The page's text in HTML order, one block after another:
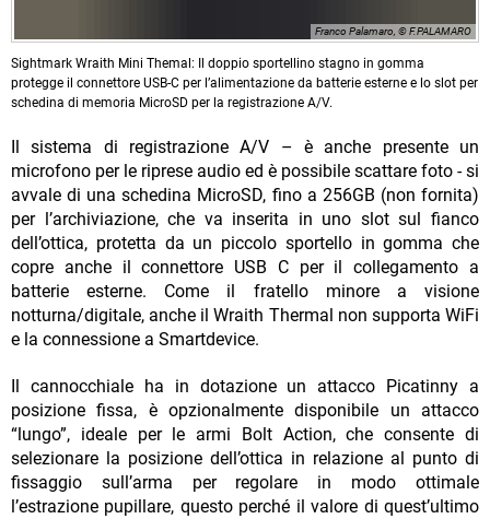
Franco Palamaro, © F.PALAMARO
Sightmark Wraith Mini Themal: Il doppio sportellino stagno in gomma
protegge il connettore USB-C per l’alimentazione da batterie esterne e lo slot per
schedina di memoria MicroSD per la registrazione A/V.
Il sistema di registrazione A/V – è anche presente un
microfono per le riprese audio ed è possibile scattare foto - si
avvale di una schedina MicroSD, fino a 256GB (non fornita)
per l’archiviazione, che va inserita in uno slot sul fianco
dell’ottica, protetta da un piccolo sportello in gomma che
copre anche il connettore USB C per il collegamento a
batterie esterne. Come il fratello minore a visione
notturna/digitale, anche il Wraith Thermal non supporta WiFi
e la connessione a Smartdevice.
Il cannocchiale ha in dotazione un attacco Picatinny a
posizione fissa, è opzionalmente disponibile un attacco
“lungo”, ideale per le armi Bolt Action, che consente di
selezionare la posizione dell’ottica in relazione al punto di
fissaggio sull’arma per regolare in modo ottimale
l’estrazione pupillare, questo perché il valore di quest’ultimo